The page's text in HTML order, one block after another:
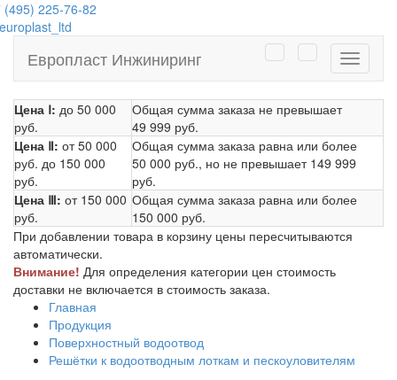
(495) 225-76-82
Европласт Инжиниринг
Цена Ⅰ: до 50 000
руб.
Общая сумма заказа не превышает
49 999 руб.
Цена Ⅱ: от 50 000
руб. до 150 000
руб.
Общая сумма заказа равна или более
50 000 руб., но не превышает 149 999
руб.
Цена Ⅲ: от 150 000
руб.
Общая сумма заказа равна или более
150 000 руб.
При добавлении товара в корзину цены пересчитываются
автоматически.
Внимание! Для определения категории цен стоимость
доставки не включается в стоимость заказа.
Главная
Продукция
Поверхностный водоотвод
Решётки к водоотводным лоткам и пескоуловителям